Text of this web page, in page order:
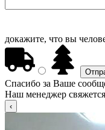
докажите, что вы
Спасибо за Ваше
Наш менеджер